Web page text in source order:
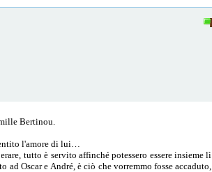
Bertinou.
l'amore di lui…
tutto è servito affinché potessero essere insieme lì​
Oscar e André, è ciò che vorremmo fosse accaduto,